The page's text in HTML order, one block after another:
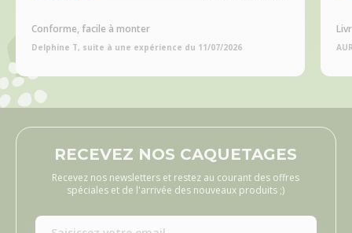
Conforme, facile à monter
Delphine T, suite à une expérience du 11/07/2026
RECEVEZ NOS CAQUETAGES
Recevez nos newsletters et restez au courant des offres
spéciales et de l'arrivée des nouveaux produits ;)